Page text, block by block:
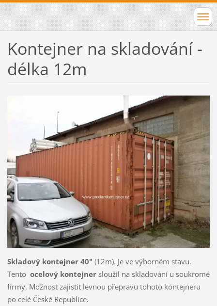
Kontejner na skladování -
délka 12m
Skladový kontejner 40" (12m). Je ve výborném stavu.
Tento ocelový kontejnersloužil na skladování u soukromé
firmy. Možnost zajistit levnou přepravu tohoto kontejneru
po celé České Republice.